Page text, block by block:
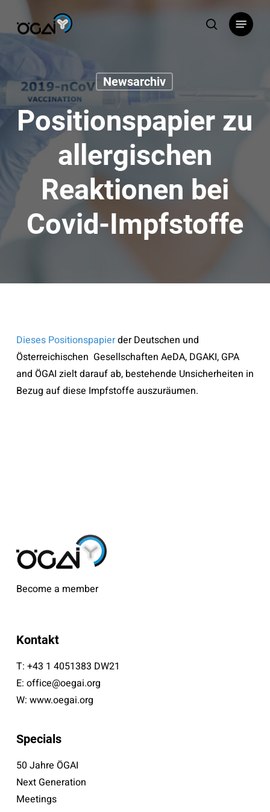
search
Menu
Newsarchiv
Positionspapier zu
allergischen
Reaktionen bei
Covid-Impfstoffe
Dieses Positionspapierder Deutschen und
Österreichischen Gesellschaften AeDA, DGAKI, GPA
and ÖGAI zielt darauf ab, bestehende Unsicherheiten in
Bezug auf diese Impfstoffe auszuräumen.
Become a member
Kontakt
T: +43 1 4051383 DW21
E: office@oegai.org
W: www.oegai.org
Specials
50 Jahre ÖGAI
Next Generation
Meetings